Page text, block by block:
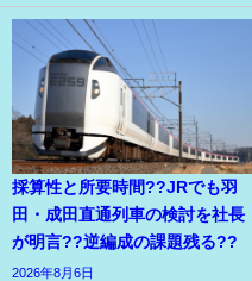
採算性と所要時間??JRでも羽
田・成田直通列車の検討を社長
が明言??逆編成の課題残る??
2026年8月6日